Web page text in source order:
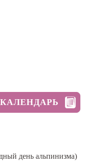
КАЛЕНДАРЬ
день альпинизма)